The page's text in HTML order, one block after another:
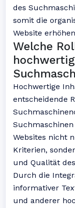
des
somit die
Website
Welche
Hochwertige
entscheidende
Websites nicht
Kriterien,
und Qualität
Durch die
informativer
und anderer